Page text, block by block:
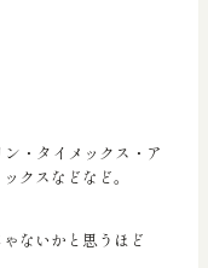
・タイメックス・ア
クスなどなど。
ないかと思うほど